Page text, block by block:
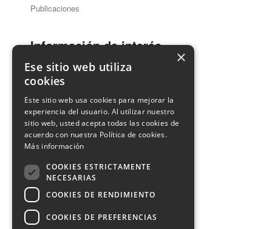
Publicaciones
Información de interés
Guía Dentistas
Ventanilla Única
Contacto
Información de Contacto
×
Ese sitio web utiliza
cookies
Este sitio web usa cookies para mejorar la
experiencia del usuario. Al utilizar nuestro
sitio web, usted acepta todas las cookies de
acuerdo con nuestra Política de cookies.
Más información
COOKIES ESTRICTAMENTE
NECESARIAS
COOKIES DE RENDIMIENTO
COOKIES DE PREFERENCIAS